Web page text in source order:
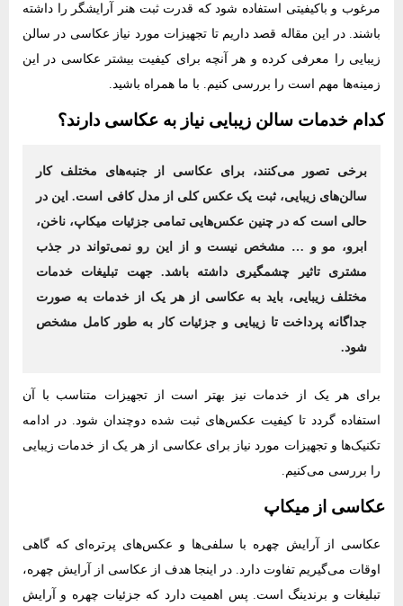
مرغوب و باکیفیتی استفاده شود که قدرت ثبت هنر آرایشگر را داشته
باشند. در این مقاله قصد داریم تا تجهیزات مورد نیاز عکاسی در سالن
زیبایی را معرفی کرده و هر آنچه برای کیفیت بیشتر عکاسی در این
زمینه‌ها مهم است را بررسی کنیم. با ما همراه باشید.
کدام خدمات سالن زیبایی نیاز به عکاسی دارند؟
برخی تصور می‌کنند، برای عکاسی از جنبه‌های مختلف کار
سالن‌های زیبایی، ثبت یک عکس کلی از مدل کافی است. این در
حالی است که در چنین عکس‌هایی تمامی جزئیات میکاپ، ناخن،
ابرو، مو و … مشخص نیست و از این رو نمی‌تواند در جذب
مشتری تاثیر چشمگیری داشته باشد. جهت تبلیغات خدمات
مختلف زیبایی، باید به عکاسی از هر یک از خدمات به صورت
جداگانه پرداخت تا زیبایی و جزئیات کار به طور کامل مشخص
شود.
برای هر یک از خدمات نیز بهتر است از تجهیزات متناسب با آن
استفاده گردد تا کیفیت عکس‌های ثبت شده دوچندان شود. در ادامه
تکنیک‌ها و تجهیزات مورد نیاز برای عکاسی از هر یک از خدمات زیبایی
را بررسی می‌کنیم.
عکاسی از میکاپ
عکاسی از آرایش چهره با سلفی‌ها و عکس‌های پرتره‌ای که گاهی
اوقات می‌گیریم تفاوت دارد. در اینجا هدف از عکاسی از آرایش چهره،
تبلیغات و برندینگ است. پس اهمیت دارد که جزئیات چهره و آرایش